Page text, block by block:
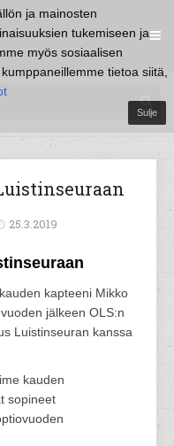
ja mainosten
tukemiseen ja
myös sosiaalisen
tietoa siitä,
Sulje
25.3.2019
kapteeni Mikko
jälkeen OLS:n
Luistinseuran kanssa
kauden
sopineet